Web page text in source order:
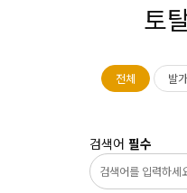
마
등
토
전체 발
검색어 필수